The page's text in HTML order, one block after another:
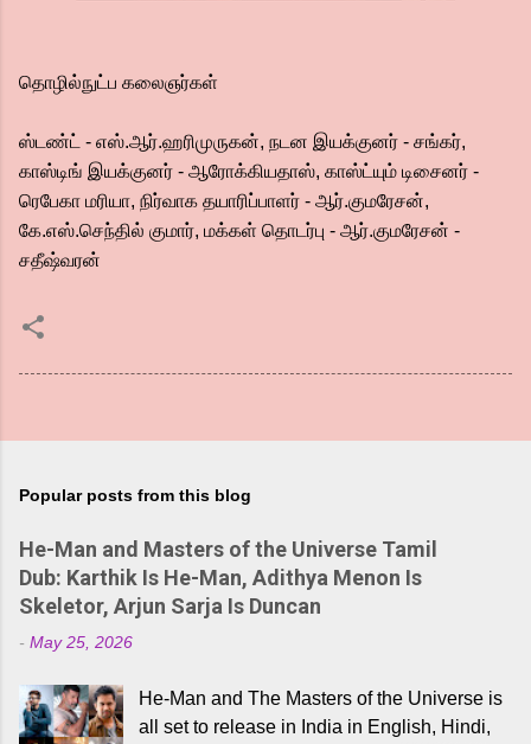
தொழில்நுட்ப கலைஞர்கள்
ஸ்டண்ட் - எஸ்.ஆர்.ஹரிமுருகன், நடன இயக்குனர் - சங்கர்,
காஸ்டிங் இயக்குனர் - ஆரோக்கியதாஸ், காஸ்ட்யும் டிசைனர் -
ரெபேகா மரியா, நிர்வாக தயாரிப்பாளர் - ஆர்.குமரேசன்,
கே.எஸ்.செந்தில் குமார், மக்கள் தொடர்பு - ஆர்.குமரேசன் -
சதீஷ்வரன்
Popular posts from this blog
He-Man and Masters of the Universe Tamil
Dub: Karthik Is He-Man, Adithya Menon Is
Skeletor, Arjun Sarja Is Duncan
- May 25, 2026
He-Man and The Masters of the Universe is
all set to release in India in English, Hindi,